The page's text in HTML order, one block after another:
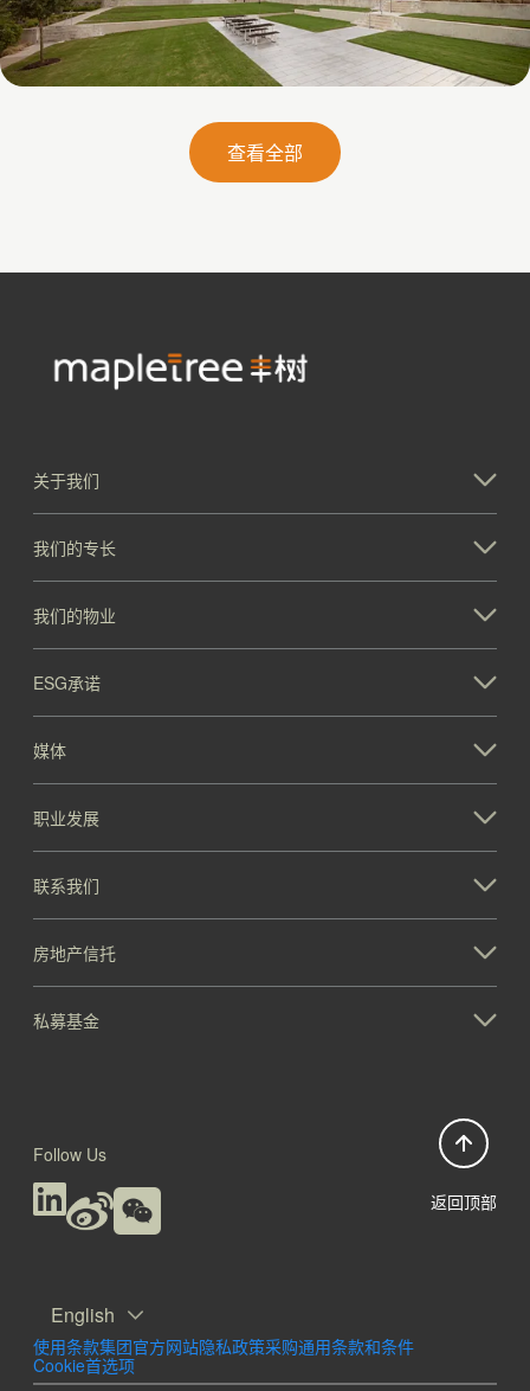
Galatyn B- 2375 North Glenville Drive
查看全部
关于我们
我们的专长
我们的物业
ESG承诺
媒体
职业发展
联系我们
房地产信托
私募基金
返回顶部
English
使用条款集团官方网站隐私政策采购通用条款和条件
Cookie首选项
Follow Us